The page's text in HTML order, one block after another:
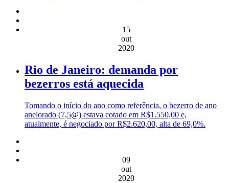
15
out
2020
Rio de Janeiro: demanda por
bezerros está aquecida
Tomando o início do ano como referência, o bezerro de ano
anelorado (7,5@) estava cotado em R$1.550,00 e,
atualmente, é negociado por R$2.620,00, alta de 69,0%.
09
out
2020